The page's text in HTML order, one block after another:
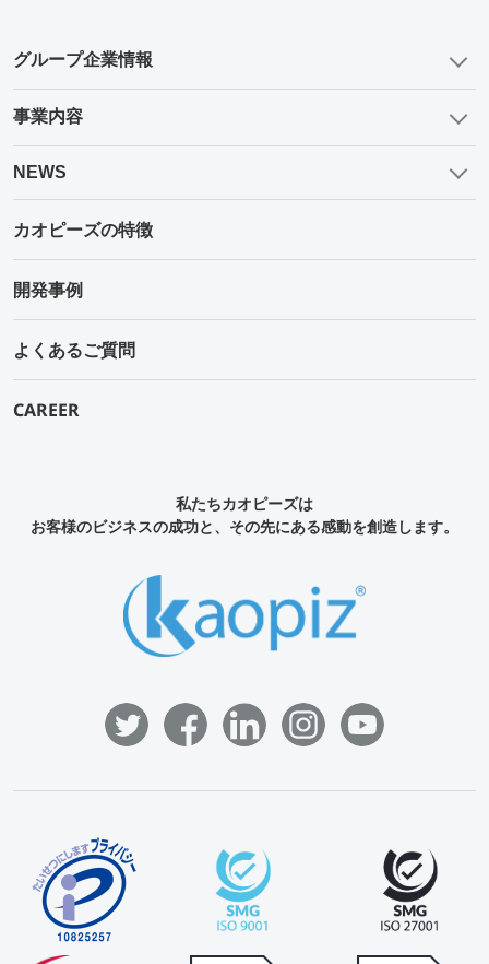
グループ企業情報
事業内容
NEWS
カオピーズの特徴
開発事例
よくあるご質問
CAREER
私たちカオピーズは
お客様のビジネスの成功と、その先にある感動を創造します。